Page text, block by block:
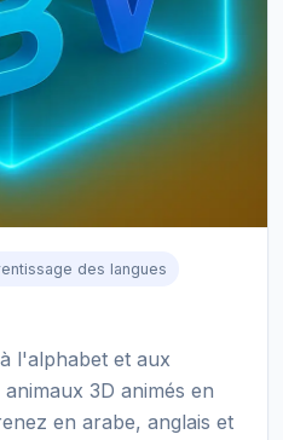
des langues
l'alphabet et aux
3D animés en
en arabe, anglais et